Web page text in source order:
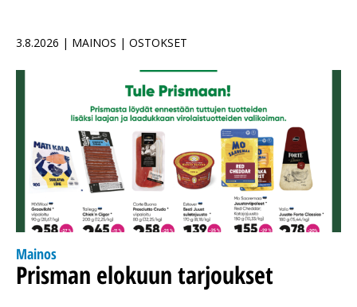
3.8.2026 | MAINOS | OSTOKSET
Mainos
Prisman elokuun tarjoukset